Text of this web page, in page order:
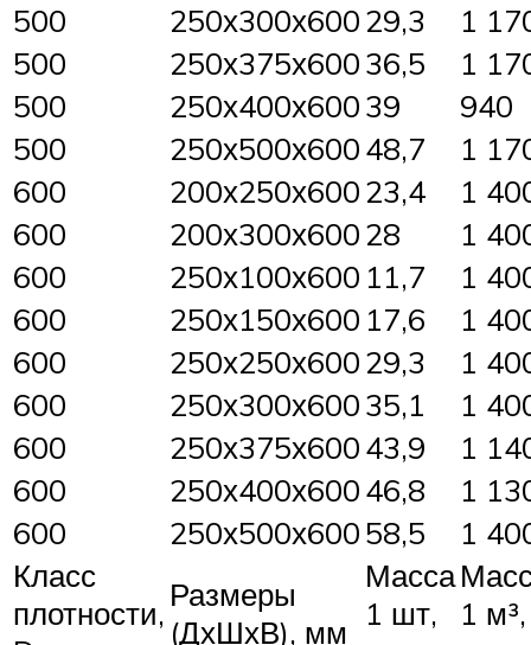
500
250х300х60029,3
1
500
250х375х60036,5
1
500
250х400х60039
940
500
250х500х60048,7
1
600
200х250х60023,4
1
600
200х300х60028
1
600
250х100х600 11,7
1
600
250х150х600 17,6
1
600
250х250х60029,3
1
600
250х300х60035,1
1
600
250х375х60043,9
1
600
250х400х60046,8
1
600
250х500х60058,5
1
Класс
плотности, Размеры
(ДхШхВ), мм
Масса
1 шт,
1 м³,